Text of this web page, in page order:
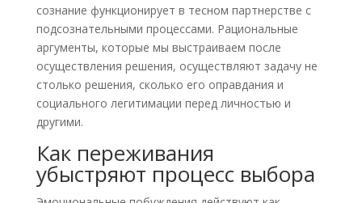
сознание функционирует в тесном партнерстве с
подсознательными процессами. Рациональные
аргументы, которые мы выстраиваем после
осуществления решения, осуществляют задачу не
столько решения, сколько его оправдания и
социального легитимации перед личностью и
другими.
Как переживания
убыстряют процесс выбора